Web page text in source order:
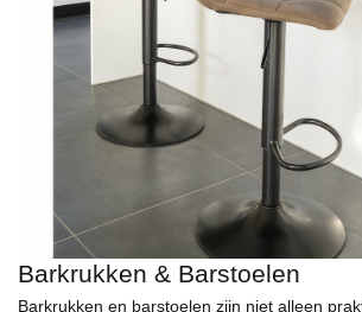
Barkrukken & Barstoelen
Barkrukken en barstoelen zijn niet alleen